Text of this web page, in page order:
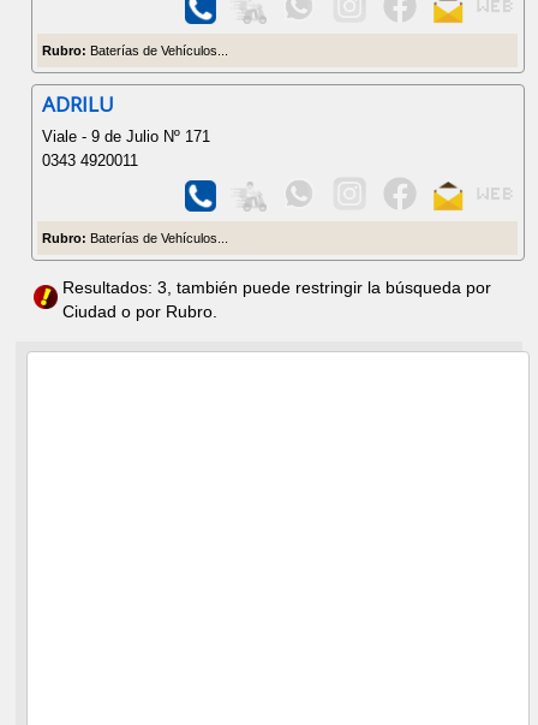
Rubro: Baterías de Vehículos...
ADRILU
Viale - 9 de Julio Nº 171
0343 4920011
Rubro: Baterías de Vehículos...
Resultados: 3, también puede restringir la búsqueda por
Ciudad o por Rubro.